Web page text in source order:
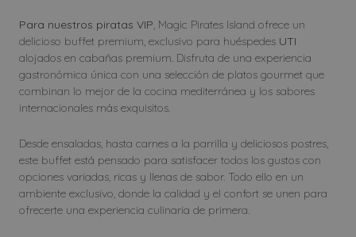
Para nuestros piratas VIP , Magic Pirates Island ofrece un
delicioso buffet premium, exclusivo para huéspedes UTI
alojados en cabañas premium. Disfruta de una experiencia
gastronómica única con una selección de platos gourmet que
combinan lo mejor de la cocina mediterránea y los sabores
internacionales más exquisitos.
Desde ensaladas, hasta carnes a la parrilla y deliciosos postres,
este buffet está pensado para satisfacer todos los gustos con
opciones variadas, ricas y llenas de sabor. Todo ello en un
ambiente exclusivo, donde la calidad y el confort se unen para
ofrecerte una experiencia culinaria de primera.